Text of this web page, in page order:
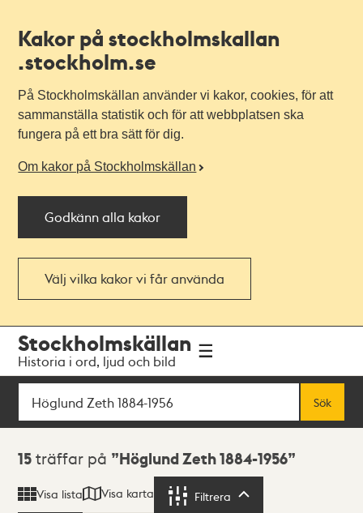
Kakor på stockholmskallan
.stockholm.se
På Stockholmskällan använder vi kakor, cookies, för att
sammanställa statistik och för att webbplatsen ska
fungera på ett bra sätt för dig.
Om kakor på Stockholmskällan
Godkänn alla kakor
Välj vilka kakor vi får använda
navigationen
huvudinnehållet
Stockholmskällan
Historia i ord, ljud och bild
Sök
Sök
Sökresultat
15 träffar på Höglund Zeth 1884-1956
Visa lista Visa karta Filtrera